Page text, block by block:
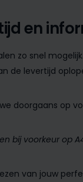
en
zo snel
de levertijd
doorgaans op
bij voorkeur op
van jouw